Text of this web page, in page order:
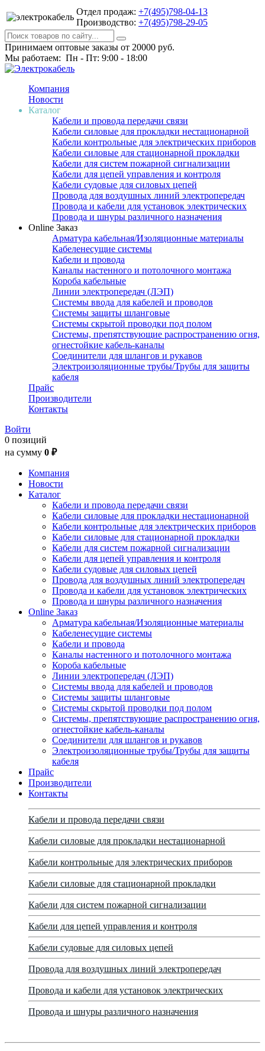
Отдел продаж: +7(495)798-04-13
Производство: +7(495)798-29-05
Принимаем оптовые заказы от 20000 руб.
Мы работаем: Пн - Пт: 9:00 - 18:00
Компания
Новости
Каталог
Кабели и провода передачи связи
Кабели силовые для прокладки нестационарной
Кабели контрольные для электрических приборов
Кабели силовые для стационарной прокладки
Кабели для систем пожарной сигнализации
Кабели для цепей управления и контроля
Кабели судовые для силовых цепей
Провода для воздушных линий электропередач
Провода и кабели для установок электрических
Провода и шнуры различного назначения
Online Заказ
Арматура кабельная/Изоляционные материалы
Кабеленесущие системы
Кабели и провода
Каналы настенного и потолочного монтажа
Короба кабельные
Линии электропередач (ЛЭП)
Системы ввода для кабелей и проводов
Системы защиты шланговые
Системы скрытой проводки под полом
Системы, препятствующие распространению огня,
огнестойкие кабель-каналы
Соединители для шлангов и рукавов
Электроизоляционные трубы/Трубы для защиты
кабеля
Прайс
Производители
Контакты
Войти
0 позиций
на сумму 0 ₽
Компания
Новости
Каталог
Кабели и провода передачи связи
Кабели силовые для прокладки нестационарной
Кабели контрольные для электрических приборов
Кабели силовые для стационарной прокладки
Кабели для систем пожарной сигнализации
Кабели для цепей управления и контроля
Кабели судовые для силовых цепей
Провода для воздушных линий электропередач
Провода и кабели для установок электрических
Провода и шнуры различного назначения
Online Заказ
Арматура кабельная/Изоляционные материалы
Кабеленесущие системы
Кабели и провода
Каналы настенного и потолочного монтажа
Короба кабельные
Линии электропередач (ЛЭП)
Системы ввода для кабелей и проводов
Системы защиты шланговые
Системы скрытой проводки под полом
Системы, препятствующие распространению огня,
огнестойкие кабель-каналы
Соединители для шлангов и рукавов
Электроизоляционные трубы/Трубы для защиты
кабеля
Прайс
Производители
Контакты
Кабели и провода передачи связи
Кабели силовые для прокладки нестационарной
Кабели контрольные для электрических приборов
Кабели силовые для стационарной прокладки
Кабели для систем пожарной сигнализации
Кабели для цепей управления и контроля
Кабели судовые для силовых цепей
Провода для воздушных линий электропередач
Провода и кабели для установок электрических
Провода и шнуры различного назначения